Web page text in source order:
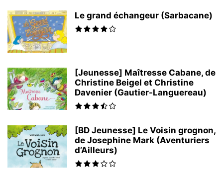
Le grand échangeur (Sarbacane)
[Jeunesse] Maîtresse Cabane, de
Christine Beigel et Christine
Davenier (Gautier-Languereau)
[BD Jeunesse] Le Voisin grognon,
de Josephine Mark (Aventuriers
d’Ailleurs)